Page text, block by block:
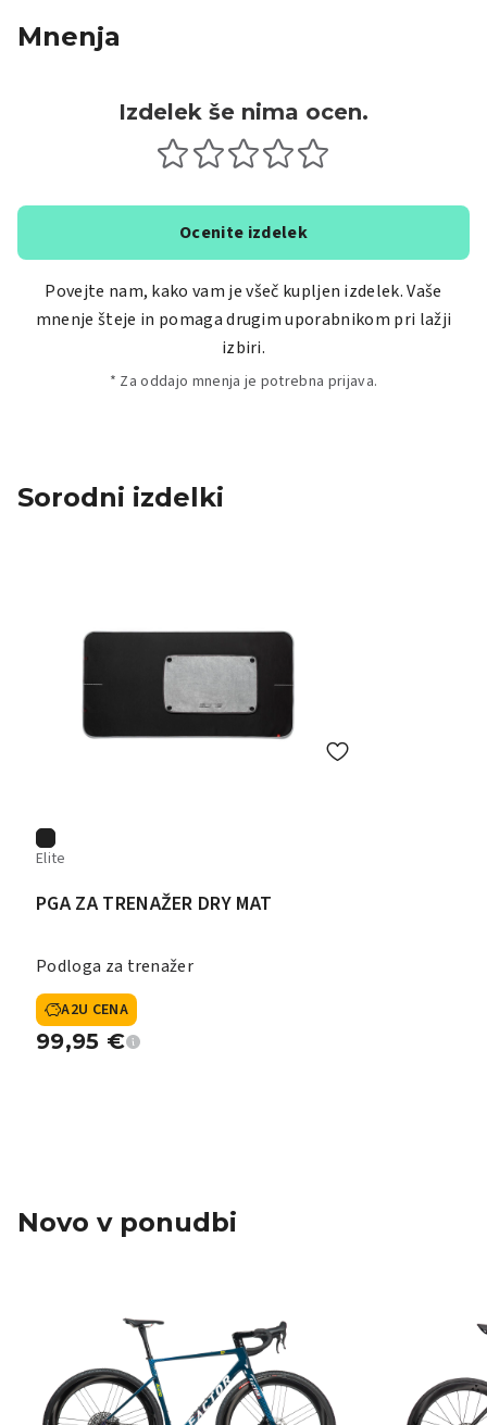
Mnenja
Izdelek še nima ocen.
Ocenite izdelek
Povejte nam, kako vam je všeč kupljen izdelek. Vaše
mnenje šteje in pomaga drugim uporabnikom pri lažji
izbiri.
* Za oddajo mnenja je potrebna prijava.
Sorodni izdelki
Elite
PGA ZA TRENAŽER DRY MAT
Podloga za trenažer
A2U CENA
99,95 €
Novo v ponudbi